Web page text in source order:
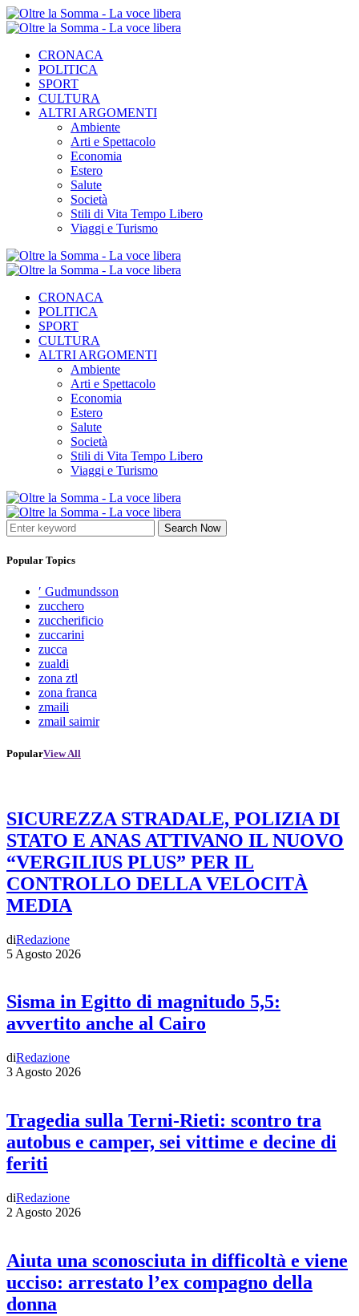
CRONACA
POLITICA
SPORT
CULTURA
ALTRI ARGOMENTI
Ambiente
Arti e Spettacolo
Economia
Estero
Salute
Società
Stili di Vita Tempo Libero
Viaggi e Turismo
CRONACA
POLITICA
SPORT
CULTURA
ALTRI ARGOMENTI
Ambiente
Arti e Spettacolo
Economia
Estero
Salute
Società
Stili di Vita Tempo Libero
Viaggi e Turismo
Search Now
Popular Topics
′ Gudmundsson
zucchero
zuccherificio
zuccarini
zucca
zualdi
zona ztl
zona franca
zmaili
zmail saimir
PopularView All
SICUREZZA STRADALE, POLIZIA DI
STATO E ANAS ATTIVANO IL NUOVO
“VERGILIUS PLUS” PER IL
CONTROLLO DELLA VELOCITÀ
MEDIA
diRedazione
5 Agosto 2026
Sisma in Egitto di magnitudo 5,5:
avvertito anche al Cairo
diRedazione
3 Agosto 2026
Tragedia sulla Terni-Rieti: scontro tra
autobus e camper, sei vittime e decine di
feriti
diRedazione
2 Agosto 2026
Aiuta una sconosciuta in difficoltà e viene
ucciso: arrestato l’ex compagno della
donna